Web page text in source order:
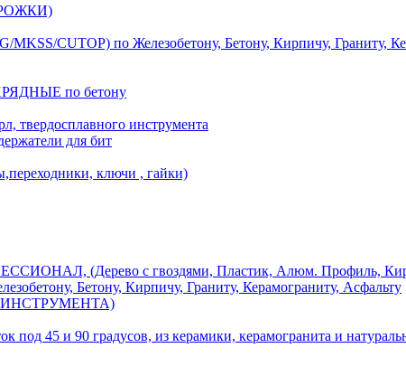
по Железобетону, Бетону, Кирпичу, Граниту,
по бетону
инструмента
для бит
ключи , гайки)
(Дерево с гвоздями, Пластик, Алюм. Профиль,
Бетону, Кирпичу, Граниту, Керамограниту, Асфальту
90 градусов, из керамики, керамогранита и